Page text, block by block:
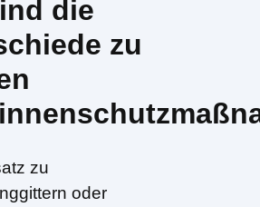
die
zu
zu
oder